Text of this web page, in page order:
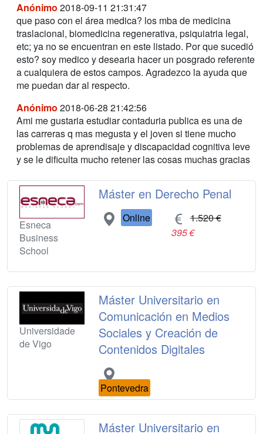
Anónimo 2018-09-11 21:31:47
que paso con el área medica? los mba de medicina
traslacional, biomedicina regenerativa, psiquiatria legal,
etc; ya no se encuentran en este listado. Por que sucedió
esto? soy medico y desearia hacer un posgrado referente
a cualquiera de estos campos. Agradezco la ayuda que
me puedan dar al respecto.
Anónimo 2018-06-28 21:42:56
Ami me gustaria estudiar contaduria publica es una de
las carreras q mas megusta y el joven si tiene mucho
problemas de aprendisaje y discapacidad cognitiva leve
y se le dificulta mucho retener las cosas muchas gracias
Esneca
Business
School
Máster en Derecho Penal
Online
1.520 €
395 €
Universidade
de Vigo
Máster Universitario en
Comunicación en Medios
Sociales y Creación de
Contenidos Digitales
Pontevedra
Máster Universitario en